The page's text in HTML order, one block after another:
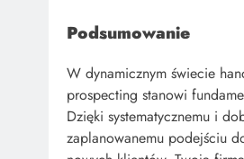
Podsumowanie
W dynamicznym świecie
prospecting stanowi
Dzięki systematycznemu i
zaplanowanemu podejściu